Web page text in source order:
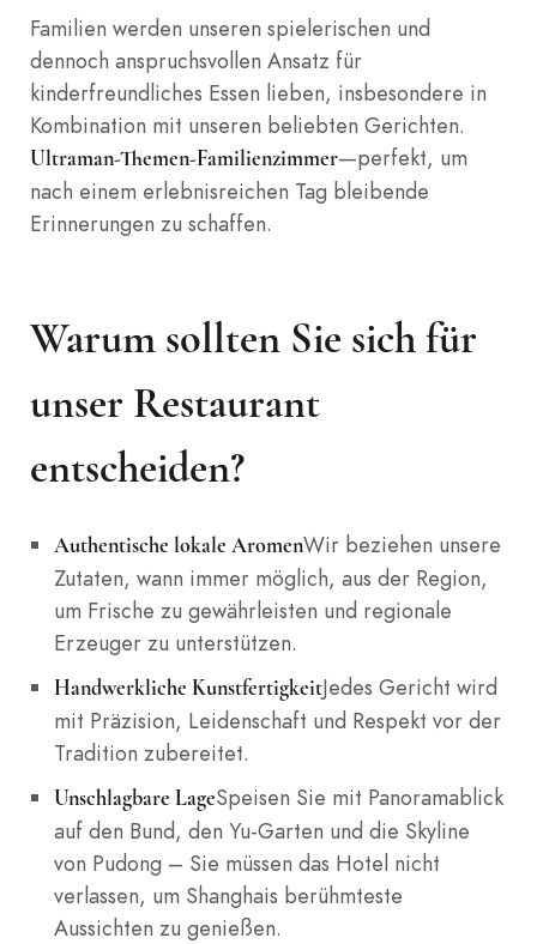
Familien werden unseren spielerischen und
dennoch anspruchsvollen Ansatz für
kinderfreundliches Essen lieben, insbesondere in
Kombination mit unseren beliebten Gerichten.
Ultraman-Themen-Familienzimmer—perfekt, um
nach einem erlebnisreichen Tag bleibende
Erinnerungen zu schaffen.
Warum sollten Sie sich für
unser Restaurant
entscheiden?
Authentische lokale AromenWir beziehen unsere
Zutaten, wann immer möglich, aus der Region,
um Frische zu gewährleisten und regionale
Erzeuger zu unterstützen.
Handwerkliche KunstfertigkeitJedes Gericht wird
mit Präzision, Leidenschaft und Respekt vor der
Tradition zubereitet.
Unschlagbare LageSpeisen Sie mit Panoramablick
auf den Bund, den Yu-Garten und die Skyline
von Pudong – Sie müssen das Hotel nicht
verlassen, um Shanghais berühmteste
Aussichten zu genießen.